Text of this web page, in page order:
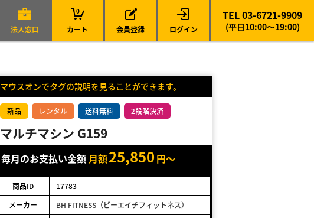
法人窓口 カート
0
会員登録 ログイン
TEL 03-6721-9909
(平日10:00～19:00)
マウスオンでタグの説明を見ることができます。
新品 レンタル 送料無料 2段階決済
マルチマシン G159
毎月のお支払い金額 月額25,850 円～
商品ID
17783
メーカー
BH FITNESS（ビーエイチフィットネス）